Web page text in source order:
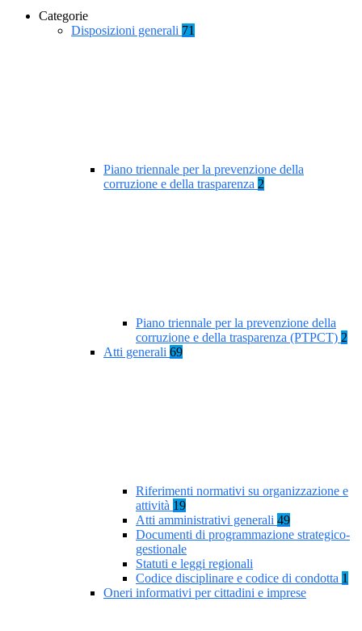
Categorie
Disposizioni generali 71
Piano triennale per la prevenzione della
corruzione e della trasparenza 2
Piano triennale per la prevenzione della
corruzione e della trasparenza (PTPCT) 2
Atti generali 69
Riferimenti normativi su organizzazione e
attività 19
Atti amministrativi generali 49
Documenti di programmazione strategico-
gestionale
Statuti e leggi regionali
Codice disciplinare e codice di condotta 1
Oneri informativi per cittadini e imprese